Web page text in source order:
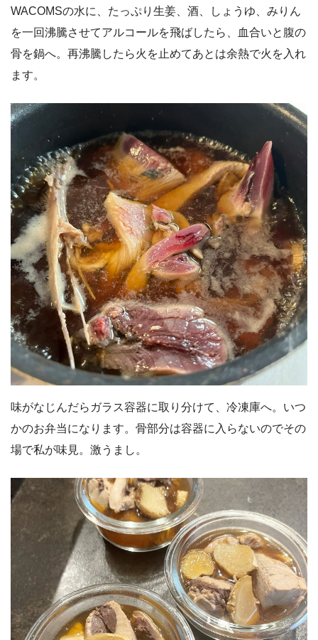
WACOMSの水に、たっぷり生姜、酒、しょうゆ、みりん
を一回沸騰させてアルコールを飛ばしたら、血合いと腹の
骨を鍋へ。再沸騰したら火を止めてあとは余熱で火を入れ
ます。
味がなじんだらガラス容器に取り分けて、冷凍庫へ。いつ
かのお弁当になります。骨部分は容器に入らないのでその
場で私が味見。激うまし。